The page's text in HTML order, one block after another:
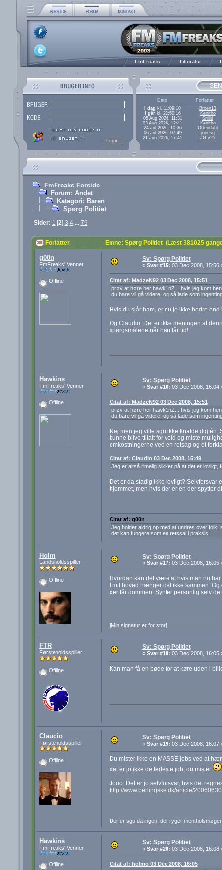
FmFreaks Litteratur
Dato
Forfatter
I dag kl. 11:09:10
Broen13
I gårkl. 22:50:16
Kenitho
05 Aug 2026, 11:31
Snilld
03 Aug 2026, 12:41
Kenitho
24 Jul 2026, 10:36
Ottendahl
06 Jul 2026, 07:49
jonesg
21 Jun 2026, 17:41
JG v25
FmFreaks Forside
Forum: Andet
Kategori: Baren
Spørg Politiet
Sider: 1 [2] 3 4 ... 79
Forfatter Emne: Spørg Politiet (Læst 381025
g00n
FmFreaks' Venner
Offline
Sv: Spørg Politiet
« Svar #15: 03 Dec 2008, 15:56
Citat af: MadzeN92 03 Dec 2008, 15:51
prøv at høre her hawk1nZ... hvis jeg kom
du bare vil gå videre, og så lade som
Hvis du slår ham, er du jo ikke bedre end
Og Claudio: Det er ikke meningen at
spørgsmålene når han får tid!
Hawkins
FmFreaks' Venner
Offline
Sv: Spørg Politiet
« Svar #16: 03 Dec 2008, 16:04
Citat af: MadzeN92 03 Dec 2008, 15:51
prøv at høre her hawk1nZ... hvis jeg kom
du bare vil gå videre, og så lade som
Nej men jeg ville sgu ikke knalde dig én.
kunne blive tiltalt for vold og miste
omkostningerne ved en retsag og et
Citat af: Claudio 03 Dec 2008, 15:49
Jeg er altså rimelig sikker på at det er
Det er da stadig ikke lovligt? Selvforsvar
hjemmet, men hvis der er en der spytter
Citat af: g00n
Jeg holder aldrig op med at undres over folk,
det kan fungere som en retssal i praksis.
Holm
Landsholdsspiller
Offline
Sv: Spørg Politiet
« Svar #17: 03 Dec 2008, 16:05
Hvordan kan det være at hvis man nu
I mit hoved hænger det ikke sammen.
der får dommen. Synter personlig selv de
[Min signatur er for stor]
FTR
Førsteholdsspiller
Offline
Sv: Spørg Politiet
« Svar #18: 03 Dec 2008, 16:05
Kan man få en bøde for at køre uden i
Claudio
Førsteholdsspiller
Offline
Sv: Spørg Politiet
« Svar #19: 03 Dec 2008, 16:07
Du mister ikke en MASSE jobs ved at
det er jo ikke de fedeste job, du mister
Jooo. Det er jo selvforsvar, hvis det
http://www.berlingske.dk/article/
Der er sgu da ingen, der ryger mentholsmøger
Hawkins
FmFreaks' Venner
Offline
Sv: Spørg Politiet
« Svar #20: 03 Dec 2008, 16:08
Citat af: holmo 03 Dec 2008, 16:05